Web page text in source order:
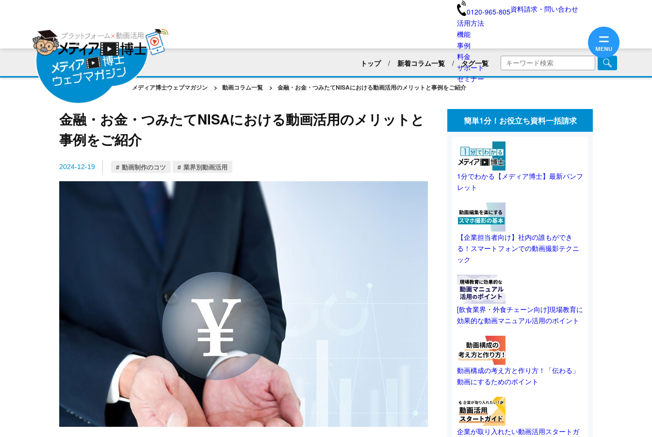
0120-965-805資料請求・問い合わせ
活用方法
機能
ットフォーム
編集ツール
事例
用会社様の声
ラットフォーム事例
料金
サポート
ンサルティング・サポート
役立ち資料
セミナー
トップ 新着コラム一覧 タグ一覧
すべて 採用活動
商品・サービス紹介
建築業界
化粧品・美容用品 ブランディング
医療業界
ホテル・旅館・民宿
保険業界・生命保険
新企画リリース 会員向け情報
動画制作のコツ
SNS動画
業界別動画活用
メディア博士ウェブマガジン > 動画コラム一覧 > 金融・お金・つみたてNISAにおける動画活用のメリットと事例をご紹介
金融・お金・つみたてNISAにおける動画活用のメリットと
事例をご紹介
2024-12-19 動画制作のコツ 業界別動画活用
簡単1分！お役立ち資料一括請求
1分でわかる【メディア博士】最新パンフ
レット
【企業担当者向け】社内の誰もができ
る！スマートフォンでの動画撮影テクニ
ック
[飲食業界・外食チェーン向け]現場教育に
効果的な動画マニュアル活用のポイント
動画構成の考え方と作り方！「伝わる」
動画にするためのポイント
企業が取り入れたい動画活用スタートガ